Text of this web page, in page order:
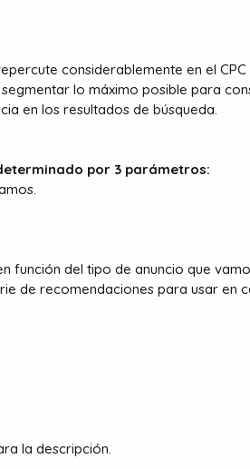
considerablemente en el
lo máximo posible para
en los resultados de búsqueda.
por 3 parámetros:
función del tipo de anuncio que
de recomendaciones para usar en
la descripción.